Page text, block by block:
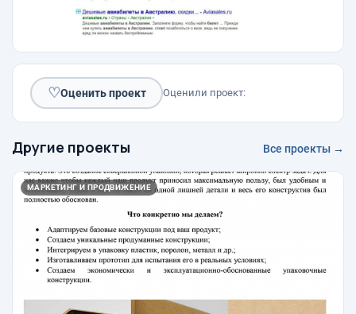
♡Оценить проект Оценили проект:
Другие проекты Все проекты →
МАРКЕТИНГ И ПРОДВИЖЕНИЕ